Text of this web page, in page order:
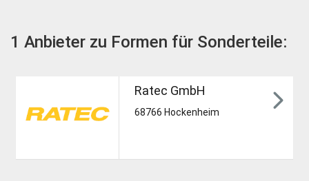
1 Anbieter zu Formen für Sonderteile:
Ratec GmbH
68766 Hockenheim